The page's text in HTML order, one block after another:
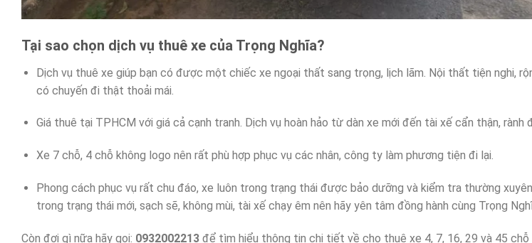
Tại sao chọn dịch vụ thuê xe của Trọng Nghĩa?
Dịch vụ thuê xe giúp bạn có được một chiếc xe ngoại thất sang trọng, lịch lãm. Nội thất tiện nghi,
có chuyến đi thật thoải mái.
Giá thuê tại TPHCM với giá cả cạnh tranh. Dịch vụ hoàn hảo từ dàn xe mới đến tài xế cẩn thận, rành
Xe 7 chỗ, 4 chỗ không logo nên rất phù hợp phục vụ các nhân, công ty làm phương tiện đi lại.
Phong cách phục vụ rất chu đáo, xe luôn trong trạng thái được bảo dưỡng và kiểm tra thường
trong trạng thái mới, sạch sẽ, không mùi, tài xế chạy êm nên hãy yên tâm đồng hành cùng Trọng
Còn đợi gì nữa hãy gọi: 0932002213 để tìm hiểu thông tin chi tiết về cho thuê xe 4, 7, 16, 29 và 45 chỗ